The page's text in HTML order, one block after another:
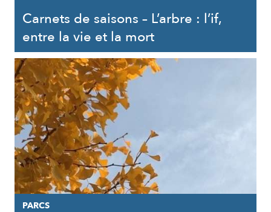
Carnets de saisons – L’arbre : l’if,
entre la vie et la mort
PARCS